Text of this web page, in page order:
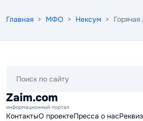
Главная > МФО > Нексум > Горячая
сайту
Zaim.com
информационный портал
КонтактыО проектеПресса о нас